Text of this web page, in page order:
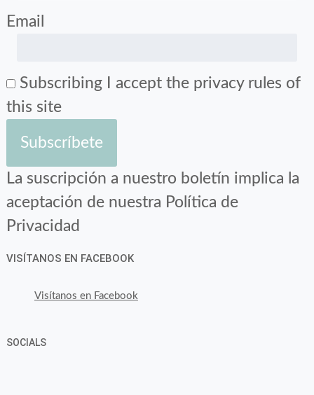
Email
Subscribing I accept the privacy rules of
this site
La suscripción a nuestro boletín implica la
aceptación de nuestra Política de
Privacidad
VISÍTANOS EN FACEBOOK
Visítanos en Facebook
SOCIALS